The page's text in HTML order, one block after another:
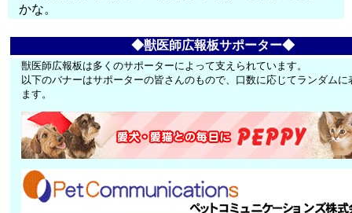
かな。
◆獣医師広報板サポーター◆
獣医師広報板は多くのサポーターによって支えられています。
以下のバナーはサポーターの皆さんのもので、口数に応じてランダムに
ます。